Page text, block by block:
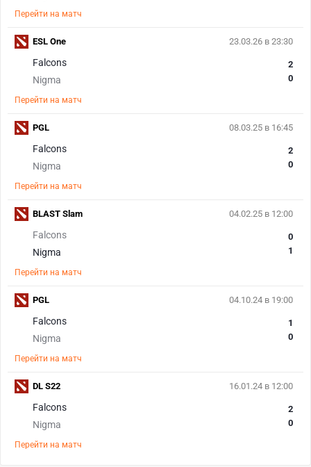
Перейти на матч
23.03.26 в 23:30
Falcons
Nigma
2
0
Перейти на матч
ESL One
08.03.25 в 16:45
Falcons
Nigma
2
0
Перейти на матч
PGL
04.02.25 в 12:00
Falcons
Nigma
0
1
Перейти на матч
BLAST Slam
04.10.24 в 19:00
Falcons
Nigma
1
0
Перейти на матч
PGL
16.01.24 в 12:00
Falcons
Nigma
2
0
Перейти на матч
DL S22